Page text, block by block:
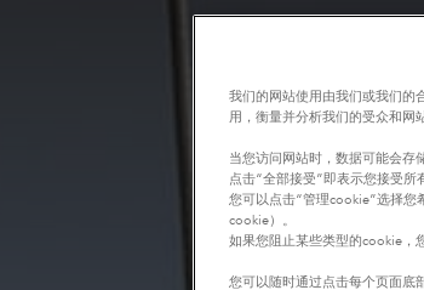
我们的网站使用由我们或我们的
用，衡量并分析我们的受众和网
当您访问网站时，数据可能会存
点击“全部接受”即表示您接受所
您可以点击“管理cookie”选择您
cookie）。
如果您阻止某些类型的cookie，
您可以随时通过点击每个页面底